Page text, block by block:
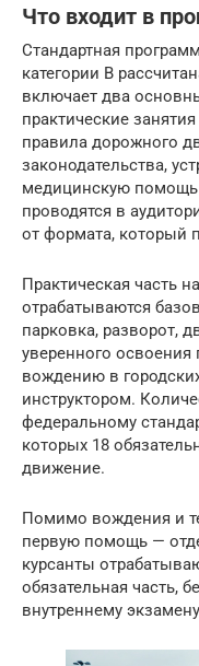
Что входит в
Стандартная
категории B
включает два
практические
правила дорожного
законодательства,
медицинскую помощь
проводятся в
от формата, который
Практическая часть
отрабатываются
парковка, разворот,
уверенного освоения
вождению в
инструктором.
федеральному
которых 18
движение.
Помимо вождения и
первую помощь —
курсанты
обязательная часть,
внутреннему